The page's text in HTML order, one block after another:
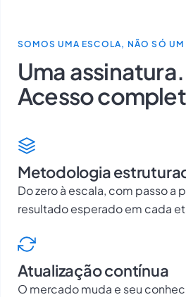
SOMOS UMA ESCOLA, NÃO SÓ UM
Uma assinatura.
Acesso
Metodologia
Do zero à escala, com passo a
resultado esperado em cada
Atualização contínua
O mercado muda e seu